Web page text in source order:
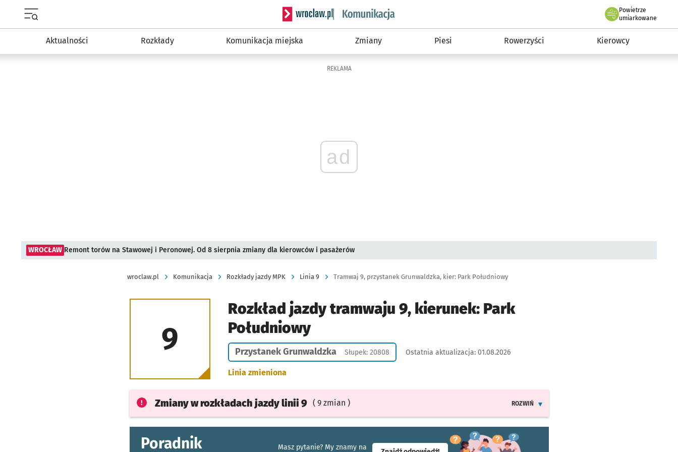
Serwis informacyjny wroclaw.pl podserwis: Komunikacja
Powietrze
we Wrocławiu
umiarkowane
Aktualności Rozkłady Komunikacja miejska Zmiany Piesi Rowerzyści Kierowcy
REKLAMA
ad
WROCŁAW Remont torów na Stawowej i Peronowej. Od 8 sierpnia zmiany dla kierowców i pasażerów
wroclaw.pl Komunikacja Rozkłady jazdy MPK Linia 9 Tramwaj 9, przystanek Grunwaldzka, kier: Park Południowy
9
Rozkład jazdy tramwaju 9, kierunek: Park
Południowy
Przystanek Grunwaldzka Słupek: 20808 Ostatnia aktualizacja: 01.08.2026
Linia zmieniona
Zmiany w rozkładach jazdylinii 9 ( 9 zmian )
ROZWIŃ
Poradnik
Masz pytanie? My znamy na